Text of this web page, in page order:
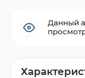
Данный